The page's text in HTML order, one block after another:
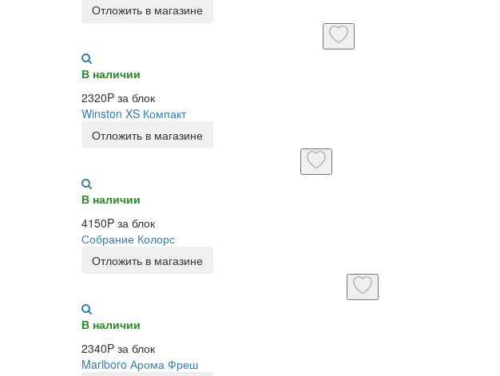
Отложить в магазине
В наличии
2320P за блок
Winston XS Компакт
Отложить в магазине
В наличии
4150P за блок
Собрание Колорс
Отложить в магазине
В наличии
2340P за блок
Marlboro Арома Фреш